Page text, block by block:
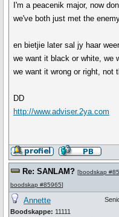
I'm a peacenik major, now
we've both just met the
en bietjie later sal jy haar
we want it black or white, we
we want it wrong or right, not
DD
http://www.adviser.2ya.com
Re: SANLAM? [boodskap
boodskap #85965]
Annette
Boodskappe: 11111